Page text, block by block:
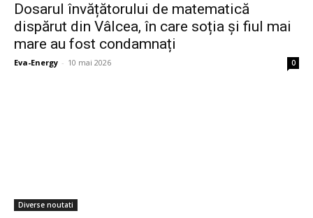
Dosarul învățătorului de matematică
dispărut din Vâlcea, în care soția și fiul mai
mare au fost condamnați
Eva-Energy - 10 mai 2026 0
Diverse noutati